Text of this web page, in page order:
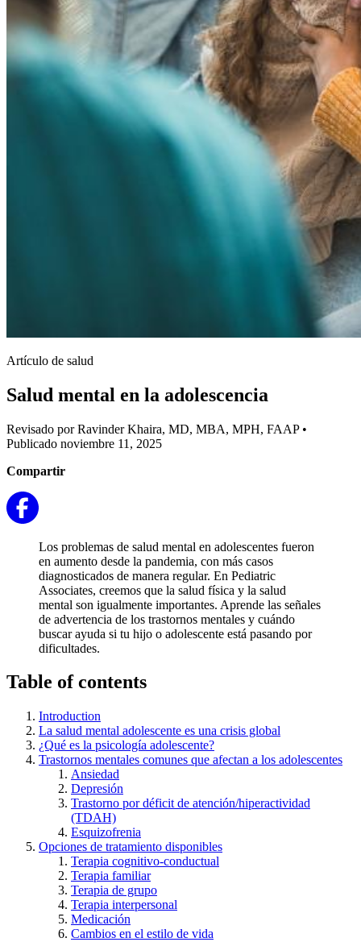
Artículo de salud
Salud mental en la adolescencia
Revisado por Ravinder Khaira, MD, MBA, MPH, FAAP •
Publicado noviembre 11, 2025
Compartir
Los problemas de salud mental en adolescentes fueron
en aumento desde la pandemia, con más casos
diagnosticados de manera regular. En Pediatric
Associates, creemos que la salud física y la salud
mental son igualmente importantes. Aprende las señales
de advertencia de los trastornos mentales y cuándo
buscar ayuda si tu hijo o adolescente está pasando por
dificultades.
Table of contents
Introduction
La salud mental adolescente es una crisis global
¿Qué es la psicología adolescente?
Trastornos mentales comunes que afectan a los adolescentes
Ansiedad
Depresión
Trastorno por déficit de atención/hiperactividad
(TDAH)
Esquizofrenia
Opciones de tratamiento disponibles
Terapia cognitivo-conductual
Terapia familiar
Terapia de grupo
Terapia interpersonal
Medicación
Cambios en el estilo de vida